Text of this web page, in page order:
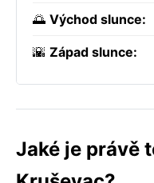
🌅 Východ slunce:
🌇 Západ slunce:
Jaké je právě